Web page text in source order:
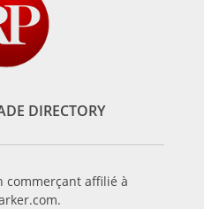
DIRECTORY
commerçant affilié à